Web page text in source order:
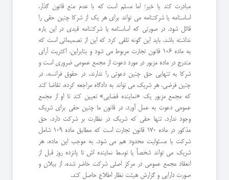
مبادرت کند یا خیر؛ اما مسلم است که با عدم منع قانون گذار،
اساسنامه یا شرکتنامه می تواند برای هر یک از شرکا چنین حقی را
قائل شود. در صورتی که اساسنامه یا شرکتنامه قیدی در این باره
نداشته باشد، باید این گونه تلقی کرد که این از تصمیماتی است که
به ماده 106 قانون تجارت مربوط می شود و بنابراین، اکثریت آرای
مندرج در ماده مزبور در مورد دعوت از مجمع عمومی ضروری است و
شرکا به تنهایی حق چنین دعوتی را ندارند. در حقوق فرانسه، در
چنین فرضی، هر شریک می تواند به دادگاه مراجعه کرده، تقاضا کند
که مجمع مزبور یک «نماینده قضایی» تعیین کند تا او از مجمع
عمومی دعوت به عمل آورد. در قانون ما چنین حقی برای شریک
وجود ندارد. تنها حقی که شریک در نظارت بر شرکت دارد، حق
مذکور در ماده 170 قانون تجارت است که مطابق ماده 109 شامل
شرکت با مسئولیت محدود هم می شود. به موجب این ماده، هر
شریک می تواند شخصاً یا توسط نماینده اش تا پانزده روز قبل از
انعقاد مجمع عمومی در مرکز اصلی شرکت خاضر شده، از بیلان و
صورت دارایی و گزارش هیئت نظار اطلاع حاصل کند.